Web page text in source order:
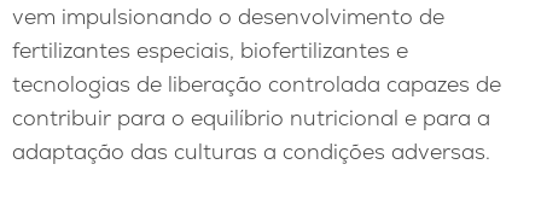
vem impulsionando o desenvolvimento de
fertilizantes especiais, biofertilizantes e
tecnologias de liberação controlada capazes de
contribuir para o equilíbrio nutricional e para a
adaptação das culturas a condições adversas.